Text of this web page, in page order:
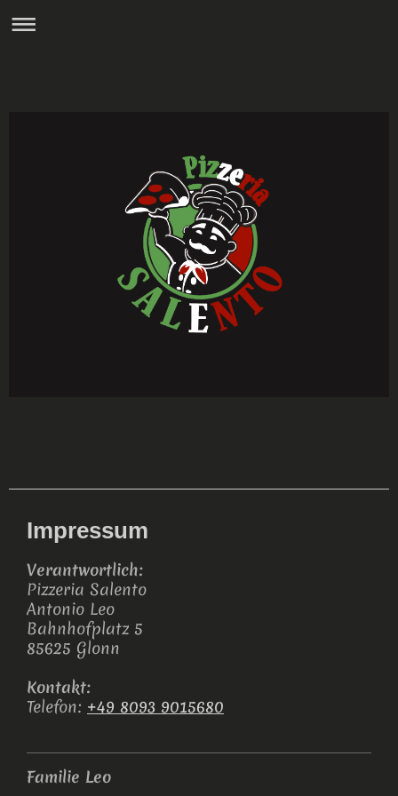
Impressum
Verantwortlich:
Pizzeria Salento
Antonio Leo
Bahnhofplatz 5
85625 Glonn
Kontakt:
Telefon: +49 8093 9015680
Familie Leo